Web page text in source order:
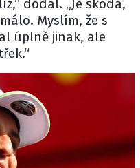
dodal. „Je škoda,
Myslím, že s
úplně jinak, ale